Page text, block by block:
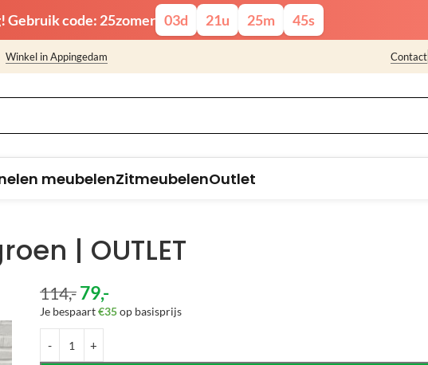
Gebruik code: 25zomer 03d 21u 25m 44s
Winkel in Appingedam Contact
meubelenZitmeubelenOutlet
| OUTLET
114,- 79,-
Je bespaart€35op basisprijs